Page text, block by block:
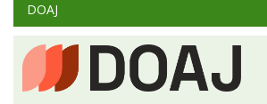
DOAJ